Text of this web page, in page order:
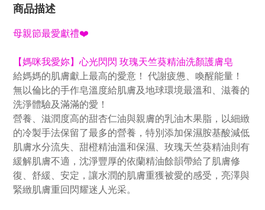
商品描述
母親節最愛獻禮❤️
【媽咪我愛妳】心光閃閃 玫瑰天竺葵精油洗顏護膚皂
給媽媽的肌膚獻上最高的愛意！ 代謝疲憊、喚醒能量！
無以倫比的手作皂溫度給肌膚及地球環境最溫和、滋養的
洗淨體驗及滿滿的愛！
營養、滋潤度高的甜杏仁油與親膚的乳油木果脂，以細緻
的冷製手法保留了最多的營養，特別添加保濕胺基酸減低
肌膚水分流失、甜橙精油溫和保濕、玫瑰天竺葵精油則有
緩解肌膚不適，沈淨豐厚的依蘭精油餘韻帶給了肌膚修
復、舒緩、安定，讓水潤的肌膚重獲被愛的感受，亮澤與
緊緻肌膚重回閃耀迷人光采。